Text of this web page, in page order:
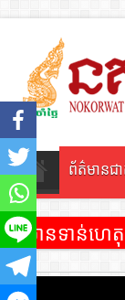
ព័ត៌មានជ
ព័ត៌មានទាន់ហេ